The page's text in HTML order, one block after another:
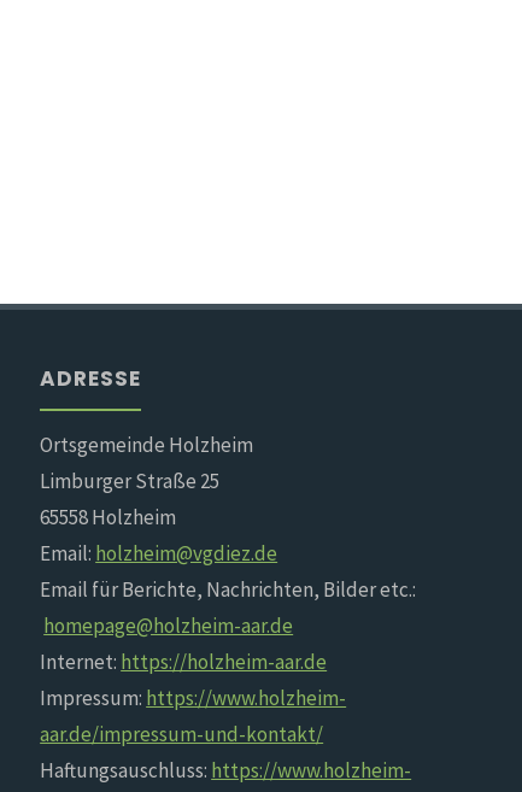
ADRESSE
Ortsgemeinde Holzheim
Limburger Straße 25
65558 Holzheim
Email: holzheim@vgdiez.de
Email für Berichte, Nachrichten, Bilder etc.:
homepage@holzheim-aar.de
Internet: https://holzheim-aar.de
Impressum: https://www.holzheim-
aar.de/impressum-und-kontakt/
Haftungsauschluss: https://www.holzheim-